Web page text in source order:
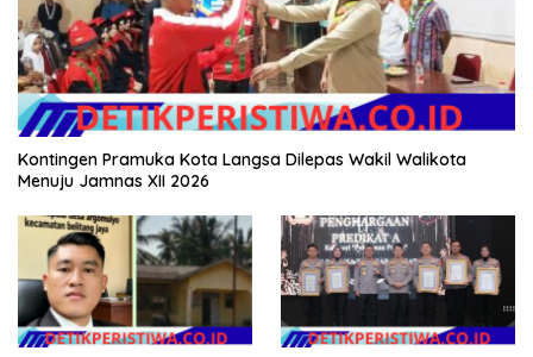
Kontingen Pramuka Kota Langsa Dilepas Wakil Walikota
Menuju Jamnas XII 2026